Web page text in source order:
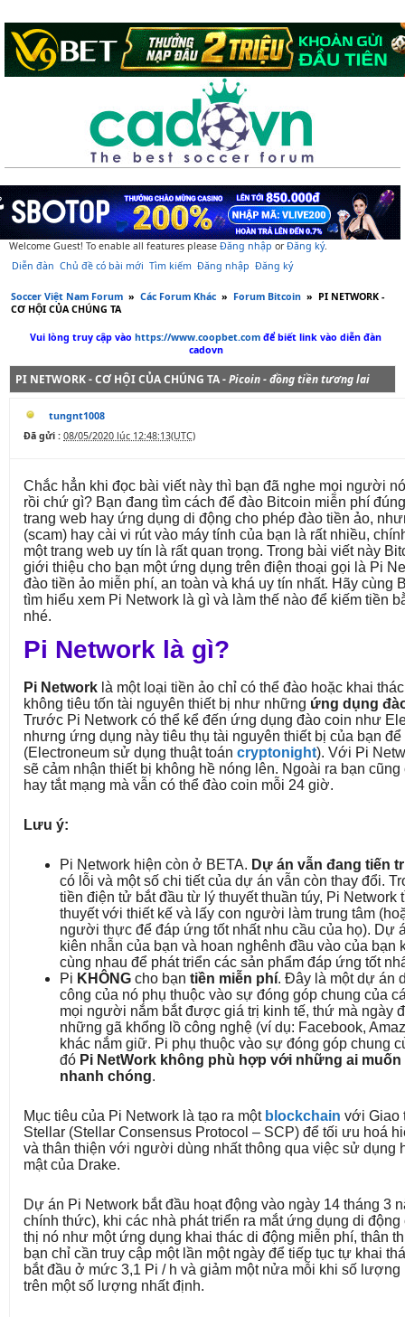
Welcome Guest! To enable all features please Đăng nhập orĐăng ký.
Diễn đàn Chủ đề có bài mới Tìm kiếm Đăng nhập Đăng ký
Soccer Việt Nam Forum » Các Forum Khác » Forum Bitcoin » PI NETWORK -
CƠ HỘI CỦA CHÚNG TA
Vui lòng truy cập vàohttps://www.coopbet.comđể biết link vào diễn đàn
cadovn
PI NETWORK - CƠ HỘI CỦA CHÚNG TA -Picoin - đồng tiền tương lai
tungnt1008
Đã gửi : 08/05/2020 lúc 12:48:13(UTC)
Chắc hẳn khi đọc bài viết này thì bạn đã nghe mọi người
rồi chứ gì? Bạn đang tìm cách để đào Bitcoin miễn phí
trang web hay ứng dụng di động cho phép đào tiền ảo,
(scam) hay cài vi rút vào máy tính của bạn là rất nhiều,
một trang web uy tín là rất quan trọng. Trong bài viết này
giới thiệu cho bạn một ứng dụng trên điện thoại gọi là Pi
đào tiền ảo miễn phí, an toàn và khá uy tín nhất. Hãy cùng
tìm hiểu xem Pi Network là gì và làm thế nào để kiếm tiền
nhé.
Pi Network là gì?
Pi Network là một loại tiền ảo chỉ có thể đào hoặc khai
không tiêu tốn tài nguyên thiết bị như những ứng dụng
Trước Pi Network có thể kể đến ứng dụng đào coin như
nhưng ứng dụng này tiêu thụ tài nguyên thiết bị của bạn
(Electroneum sử dụng thuật toán cryptonight). Với Pi
sẽ cảm nhận thiết bị không hề nóng lên. Ngoài ra bạn
hay tắt mạng mà vẫn có thể đào coin mỗi 24 giờ.
Lưu ý:
Pi Network hiện còn ở BETA. Dự án vẫn đang tiến
có lỗi và một số chi tiết của dự án vẫn còn thay đổi.
tiền điện tử bắt đầu từ lý thuyết thuần túy, Pi Network
thuyết với thiết kế và lấy con người làm trung tâm
người thực để đáp ứng tốt nhất nhu cầu của họ). Dự
kiên nhẫn của bạn và hoan nghênh đầu vào của bạn
cùng nhau để phát triển các sản phẩm đáp ứng tốt
Pi KHÔNG cho bạn tiền miễn phí. Đây là một dự án
công của nó phụ thuộc vào sự đóng góp chung của
mọi người nắm bắt được giá trị kinh tế, thứ mà ngày
những gã khổng lồ công nghệ (ví dụ: Facebook,
khác nắm giữ. Pi phụ thuộc vào sự đóng góp chung
đó Pi NetWork không phù hợp với những ai muốn
nhanh chóng.
Mục tiêu của Pi Network là tạo ra một blockchain với Giao
Stellar (Stellar Consensus Protocol – SCP) để tối ưu hoá
và thân thiện với người dùng nhất thông qua việc sử dụng
mật của Drake.
Dự án Pi Network bắt đầu hoạt động vào ngày 14 tháng 3
chính thức), khi các nhà phát triển ra mắt ứng dụng di
thị nó như một ứng dụng khai thác di động miễn phí, thân
bạn chỉ cần truy cập một lần một ngày để tiếp tục tự khai
bắt đầu ở mức 3,1 Pi / h và giảm một nửa mỗi khi số
trên một số lượng nhất định.